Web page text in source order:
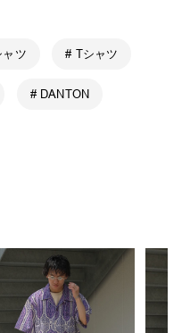
ャツ # Tシャツ
# DANTON